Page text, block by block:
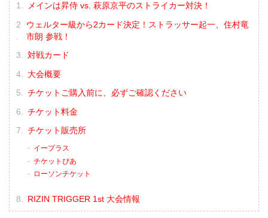
メインは昇侍 vs. 萩原京平のストライカー対決！
ウェルター級から2カード決定！ストラッサー起一、住村竜
市朗 参戦！
対戦カード
大会概要
チケットご購入前に、必ずご確認ください
チケット料金
チケット販売所
イープラス
チケットぴあ
ローソンチケット
RIZIN TRIGGER 1st 大会情報